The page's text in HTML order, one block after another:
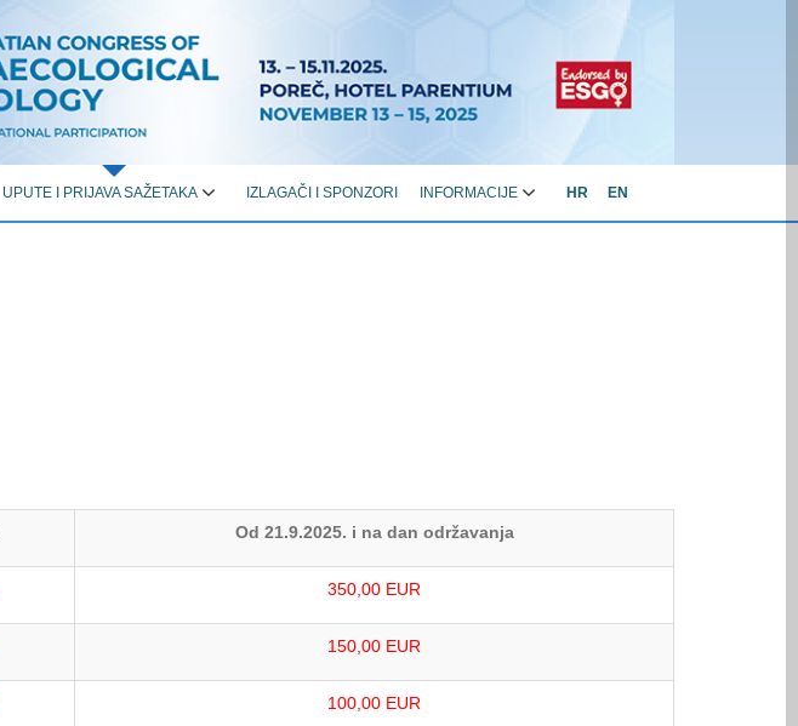
UPUTE I PRIJAVA SAŽETAKA IZLAGAČI I SPONZORI INFORMACIJE HR EN
Od 21.9.2025. i na dan održavanja
350,00 EUR
150,00 EUR
100,00 EUR